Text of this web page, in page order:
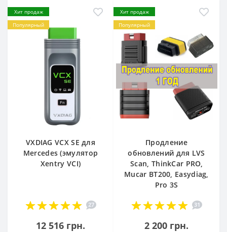
Хит продаж
Популярный
VXDIAG VCX SE для
Mercedes (эмулятор
Xentry VCI)
27
12 516 грн.
Хит продаж
Популярный
Продление
обновлений для LVS
Scan, ThinkCar PRO,
Mucar BT200, Easydiag,
Pro 3S
31
2 200 грн.